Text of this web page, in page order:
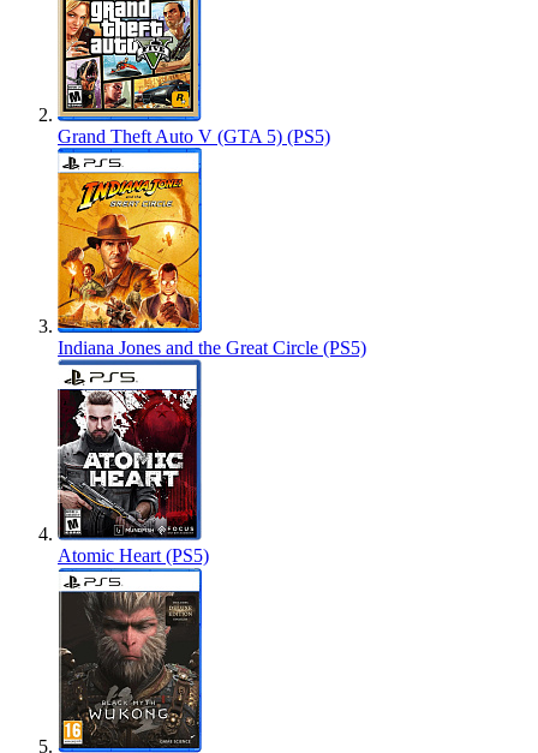
Grand Theft Auto V (GTA 5) (PS5)
Indiana Jones and the Great Circle (PS5)
Atomic Heart (PS5)